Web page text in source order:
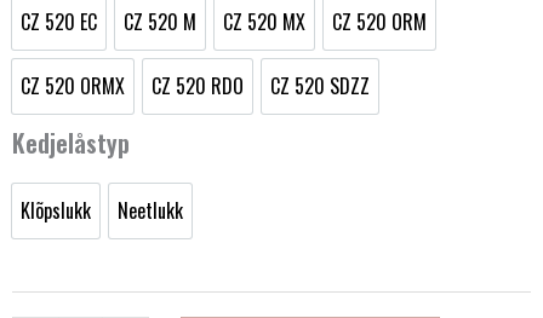
CZ 520 EC
CZ 520 EC
CZ 520 M
CZ 520 M
CZ 520 MX
CZ 520 MX
CZ 520 ORM
CZ 520 ORM
CZ 520 ORMX
CZ 520 ORMX
CZ 520 RDO
CZ 520 RDO
CZ 520 SDZZ
CZ 520 SDZZ
Kedjelåstyp
Klõpslukk
Klõpslukk
Neetlukk
Neetlukk